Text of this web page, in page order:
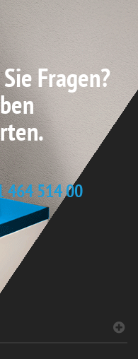
Fragen?
464 514 00